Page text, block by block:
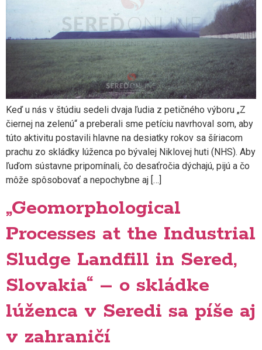
Keď u nás v štúdiu sedeli dvaja ľudia z petičného výboru „Z
čiernej na zelenú“ a preberali sme petíciu navrhoval som, aby
túto aktivitu postavili hlavne na desiatky rokov sa šíriacom
prachu zo skládky lúženca po bývalej Niklovej huti (NHS). Aby
ľuďom sústavne pripomínali, čo desaťročia dýchajú, pijú a čo
môže spôsobovať a nepochybne aj […]
„Geomorphological
Processes at the Industrial
Sludge Landfill in Sered,
Slovakia“ – o skládke
lúženca v Seredi sa píše aj
v zahraničí